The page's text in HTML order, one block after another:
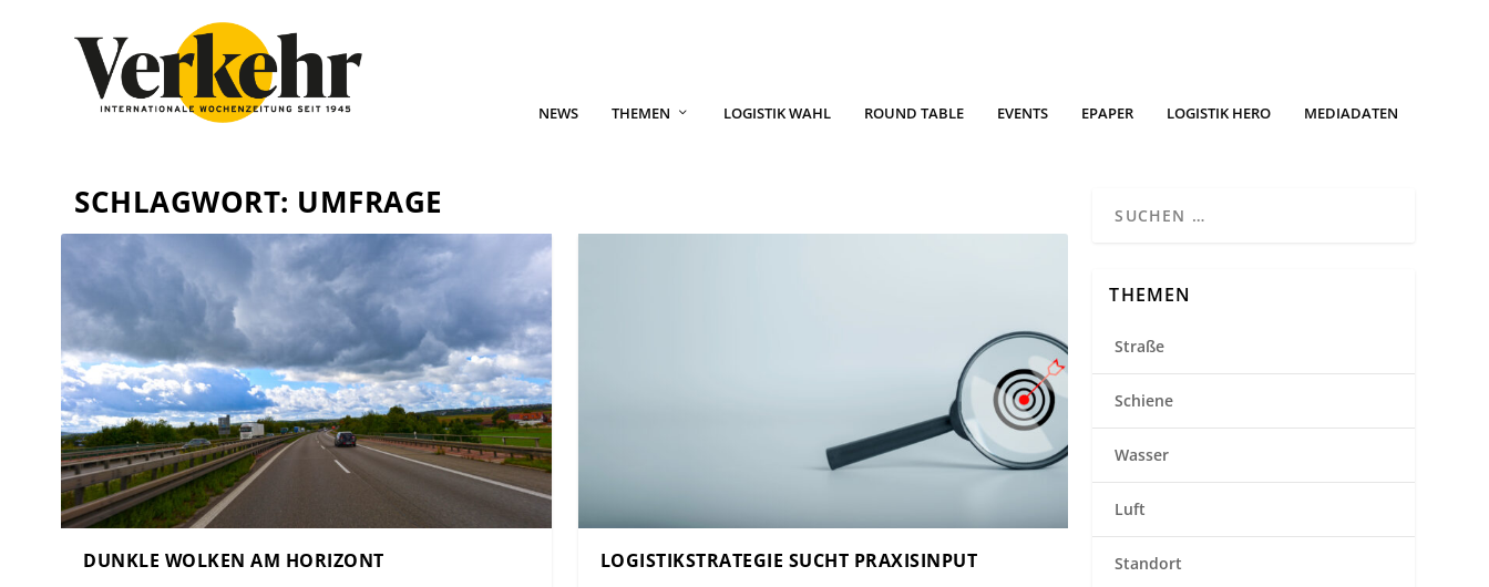
NEWS THEMEN LOGISTIK WAHL ROUND TABLE EVENTS EPAPER LOGISTIK HERO MEDIADATEN
SCHLAGWORT: UMFRAGE
DUNKLE WOLKEN AM HORIZONT LOGISTIKSTRATEGIE SUCHT PRAXISINPUT
THEMEN
Straße
Schiene
Wasser
Luft
Standort